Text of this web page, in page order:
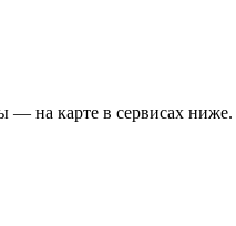
— на карте в сервисах ниже.